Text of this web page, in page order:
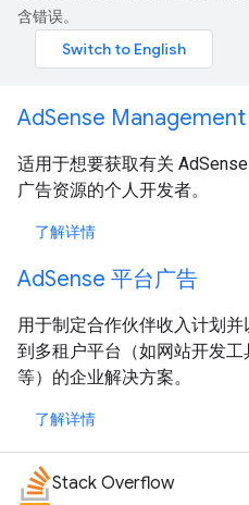
含错误。
AdSense Management
适用于想要获取有关
广告资源的个人开发者。
了解详情
AdSense 平台广告
用于制定合作伙伴收入计划
到多租户平台（如网站开发
等）的企业解决方案。
了解详情
Stack Overflow